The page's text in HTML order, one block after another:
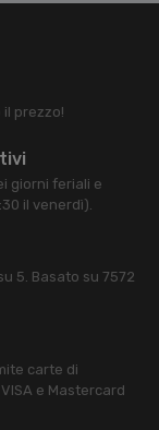
prezzo!
giorni feriali e
il venerdì).
5. Basato su 7572
carte di
e Mastercard